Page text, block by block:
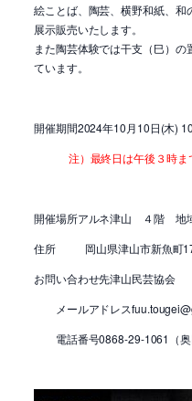
絵ことば、陶芸、横野和紙、和
展示販売いたします。
また陶芸体験では干支（巳）
ています。
開催期間2024年10月10日(木)
注）最終日は午後３時ま
開催場所アルネ津山 ４階 地
住所 岡山県津山市新魚町
お問い合わせ先津山民芸協会
メールアドレス
電話番号0868-29-1061（奥